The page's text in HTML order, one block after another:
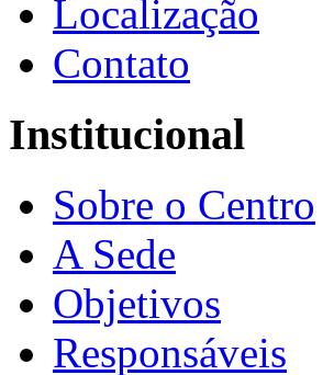
Localização
Contato
Institucional
Sobre o Centro
A Sede
Objetivos
Responsáveis